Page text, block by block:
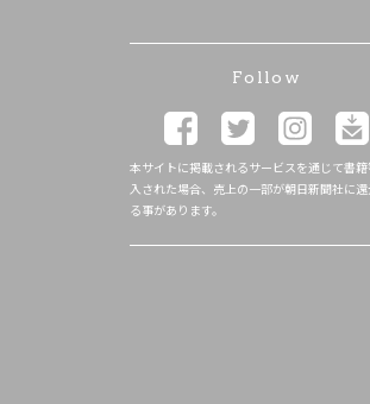
Follow
本サイトに掲載されるサービスを通じて書
入された場合、売上の一部が朝日新聞社に
る事があります。